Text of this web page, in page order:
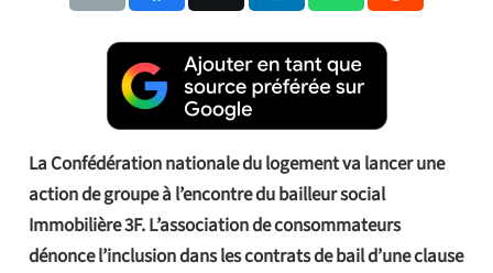
La Confédération nationale du logement va lancer une
action de groupe à l’encontre du bailleur social
Immobilière 3F. L’association de consommateurs
dénonce l’inclusion dans les contrats de bail d’une clause